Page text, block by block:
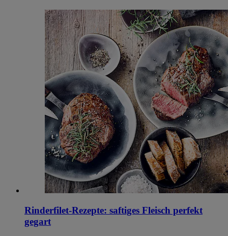
Rinderfilet-Rezepte: saftiges Fleisch perfekt
gegart